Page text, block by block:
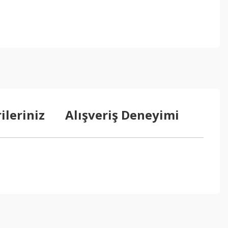
Alışveriş Deneyimi